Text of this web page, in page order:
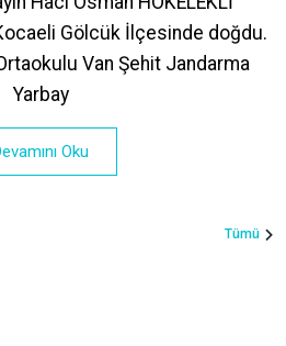
Gölcük İlçesinde doğdu.
Van Şehit Jandarma
Yarbay
Oku
Tümü